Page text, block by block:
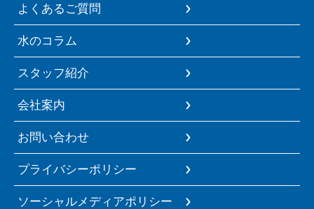
よくあるご質問
水のコラム
スタッフ紹介
会社案内
お問い合わせ
プライバシーポリシー
ソーシャルメディアポリシー